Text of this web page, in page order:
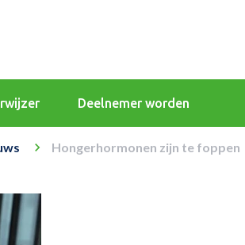
Deelnemer worden
Hongerhormonen zijn te foppen